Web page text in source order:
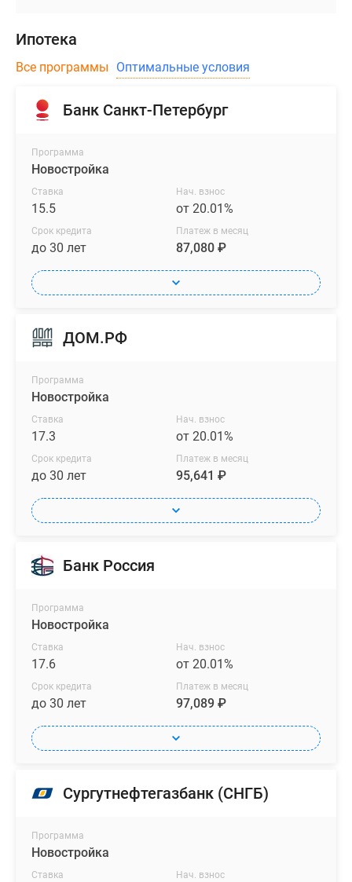
Ипотека
Все программы Оптимальные условия
Банк Санкт-Петербург
Программа
Новостройка
Ставка
15.5
Нач. взнос
от 20.01%
Срок кредита
до 30 лет
Платеж в месяц
87,080 ₽
ДОМ.РФ
Программа
Новостройка
Ставка
17.3
Нач. взнос
от 20.01%
Срок кредита
до 30 лет
Платеж в месяц
95,641 ₽
Банк Россия
Программа
Новостройка
Ставка
17.6
Нач. взнос
от 20.01%
Срок кредита
до 30 лет
Платеж в месяц
97,089 ₽
Сургутнефтегазбанк (СНГБ)
Программа
Новостройка
Ставка Нач. взнос